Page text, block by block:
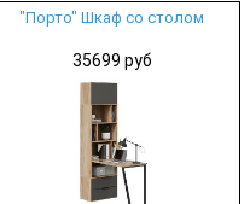
"Порто" Шкаф со столом
35699 руб